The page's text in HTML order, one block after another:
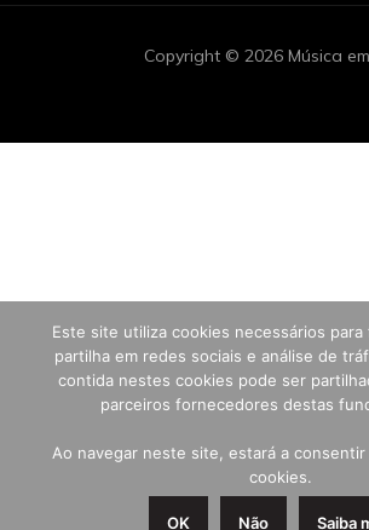
Copyright © 2026 Música
Este site utiliza cookies necessários
partilha em redes sociais e análise de
contida nestes cookies pode ser
parceiros fornecedores destas
Ao navegar neste site, estará a
cookies.
OK Não Saiba